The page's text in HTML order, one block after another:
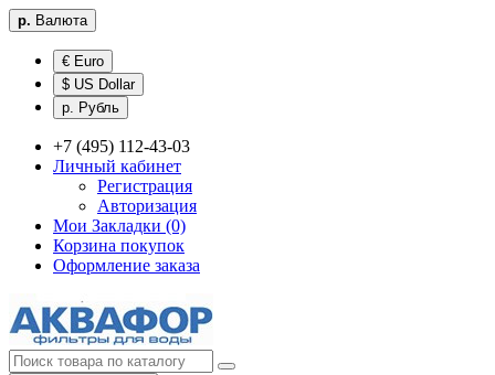
р. Валюта
€ Euro
$ US Dollar
р. Рубль
+7 (495) 112-43-03
Личный кабинет
Регистрация
Авторизация
Мои Закладки (0)
Корзина покупок
Оформление заказа